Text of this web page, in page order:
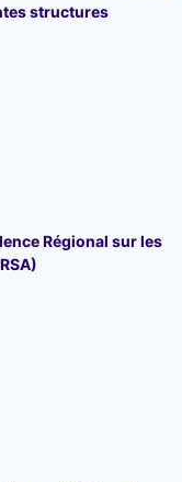
structures
Régional sur les